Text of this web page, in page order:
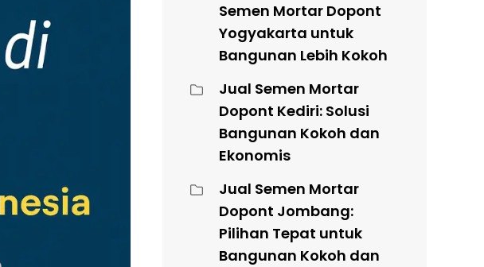
Semen Mortar Dopont
Yogyakarta untuk
Bangunan Lebih Kokoh
Jual Semen Mortar
Dopont Kediri: Solusi
Bangunan Kokoh dan
Ekonomis
Jual Semen Mortar
Dopont Jombang:
Pilihan Tepat untuk
Bangunan Kokoh dan